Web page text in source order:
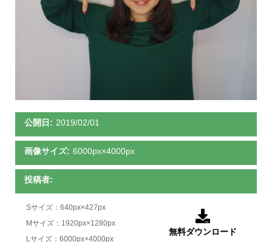
公開日: 2019/02/01
画像サイズ: 6000px×4000px
投稿者:
Sサイズ：640px×427px
Mサイズ：1920px×1280px
Lサイズ：6000px×4000px

無料ダウンロード